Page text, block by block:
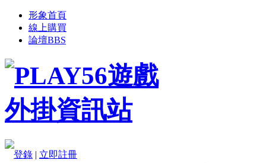
形象首頁
線上購買
論壇BBS
登錄 | 立即註冊